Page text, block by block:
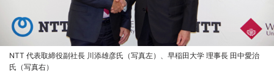
NTT 代表取締役副社長 川添雄彦氏（写真左）、早稲田大学 理事長 田中愛治
氏（写真右）